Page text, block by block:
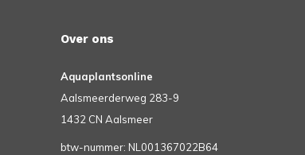
Over ons
Aquaplantsonline
Aalsmeerderweg 283-9
1432 CN Aalsmeer
btw-nummer: NL001367022B64